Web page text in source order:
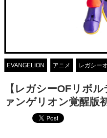
EVANGELION アニメ レガシー
【レガシーOFリボ
ァンゲリオン覚醒版